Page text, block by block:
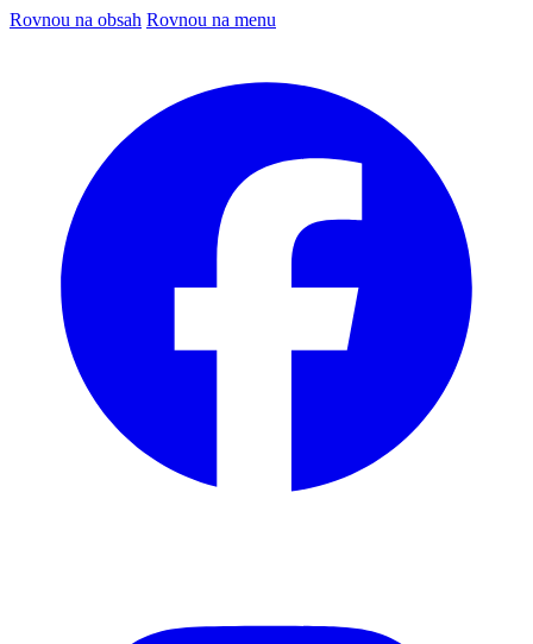
Rovnou na obsah Rovnou na menu